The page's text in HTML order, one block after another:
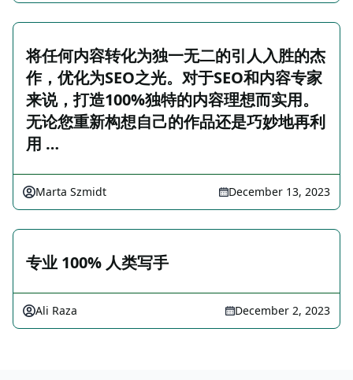
将任何内容转化为独一无二的引人入胜的杰
作，优化为SEO之光。对于SEO和内容专家
来说，打造100%独特的内容理想而实用。
无论您重新构想自己的作品还是巧妙地再利
用 …
Marta Szmidt December 13, 2023
专业 100% 人类写手
Ali Raza December 2, 2023